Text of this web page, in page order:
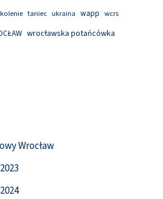
taniec ukraina wapp wcrs
wrocławska potańcówka
Wrocław